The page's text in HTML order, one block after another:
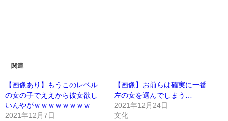
関連
【画像あり】もうこのレベル
の女の子でええから彼女欲し
いんやがｗｗｗｗｗｗｗｗ
2021年12月7日
【画像】お前らは確実に一番
左の女を選んでしまう…
2021年12月24日
文化